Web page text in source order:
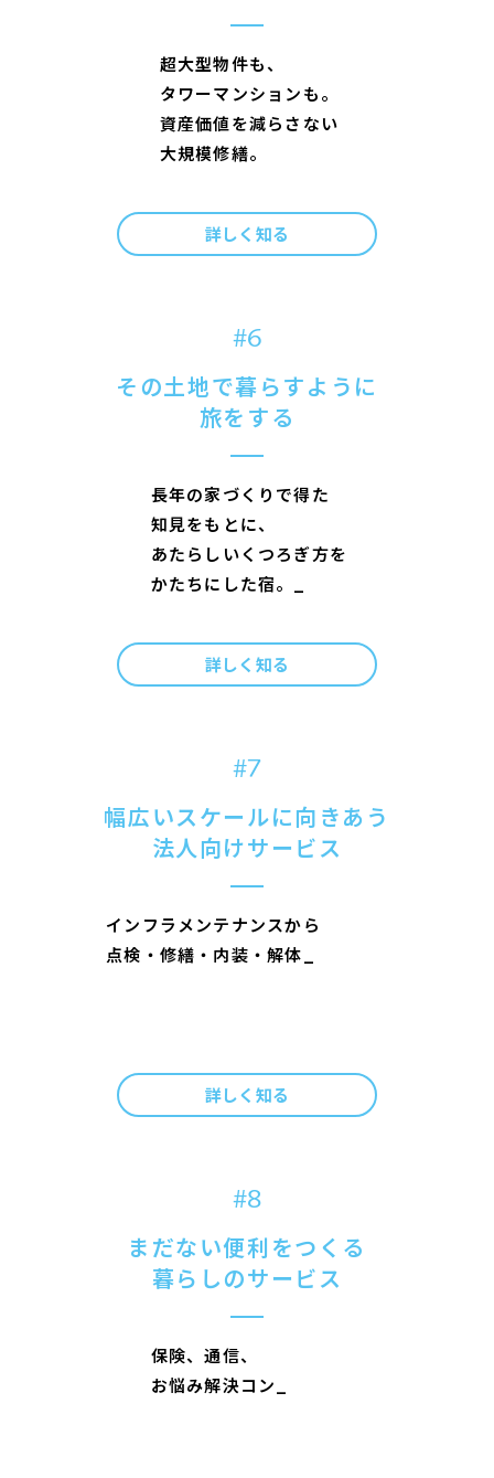
超大型物件も、
タワーマ ンシ ョ ンも。
資産価値を減らさ ない
大規模修繕。
詳しく知る
#6
その土地で暮らすように
旅をする
長年の家づく り で得た
知見をも とに、
あたら し いく つろぎ方を
かたちに した宿。
詳しく知る
#7
幅広いスケールに向きあう
法人向けサービス
イ ン フラ メンテナンスから
点検 ・ 修繕 ・ 内装 ・解体
詳しく知る
#8
まだない便利をつくる
暮らしのサービス
保険、通信、
お悩み解決コ ン